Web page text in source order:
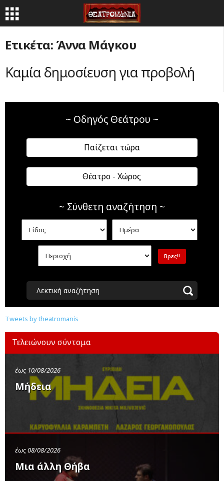
Ετικέτα: Άννα Μάγκου
Καμία δημοσίευση για προβολή
~ Οδηγός Θεάτρου ~
Παίζεται τώρα
Θέατρο - Χώρος
~ Σύνθετη αναζήτηση ~
Λεκτική αναζήτηση
Tweets by theatromanis
Τελειώνουν σύντομα
έως 10/08/2026
Μήδεια
έως 08/08/2026
Μια άλλη Θήβα